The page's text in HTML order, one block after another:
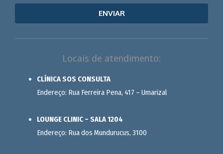
ENVIAR
Locais de atendimento:
CLÍNICA SOS CONSULTA
Endereço: Rua Ferreira Pena, 417 – Umarizal
LOUNGE CLINIC – SALA 1204
Endereço: Rua dos Mundurucus, 3100